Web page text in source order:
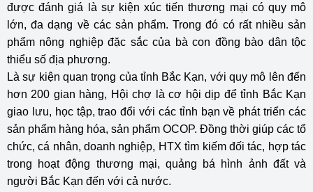
được đánh giá là sự kiện xúc tiến thương mại có quy mô
lớn, đa dạng về các sản phẩm. Trong đó có rất nhiều sản
phẩm nông nghiệp đặc sắc của bà con đồng bào dân tộc
thiểu số địa phương.
Là sự kiện quan trọng của tỉnh Bắc Kạn, với quy mô lên đến
hơn 200 gian hàng, Hội chợ là cơ hội dịp để tỉnh Bắc Kạn
giao lưu, học tập, trao đổi với các tỉnh bạn về phát triển các
sản phẩm hàng hóa, sản phẩm OCOP. Đồng thời giúp các tổ
chức, cá nhân, doanh nghiệp, HTX tìm kiếm đối tác, hợp tác
trong hoạt động thương mại, quảng bá hình ảnh đất và
người Bắc Kạn đến với cả nước.